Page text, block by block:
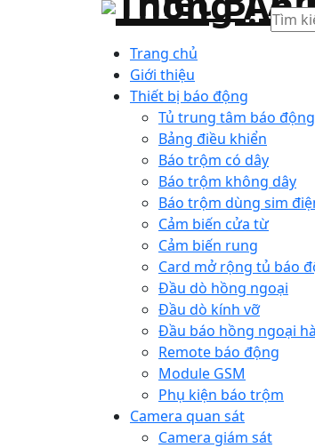
Tìm
kiếm
Trang chủ
Giới thiệu
Thiết bị báo động
Tủ trung tâm báo động
Bảng điều khiển
Báo trộm có dây
Báo trộm không dây
Báo trộm dùng sim
Cảm biến cửa từ
Cảm biến rung
Card mở rộng tủ báo
Đầu dò hồng ngoại
Đầu dò kính vỡ
Đầu báo hồng ngoại
Remote báo động
Module GSM
Phụ kiện báo trộm
Camera quan sát
Camera giám sát